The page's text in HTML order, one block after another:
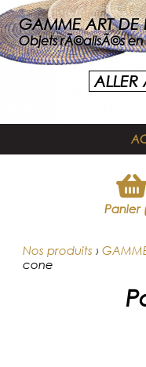
GAMME ART DE
Objets rÃ©alisÃ©s
ALLER
Panier
Nos produits ›
cone